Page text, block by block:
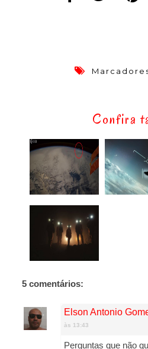
Confira
5 comentários:
Elson Antonio
às 13:43
Perguntas que não